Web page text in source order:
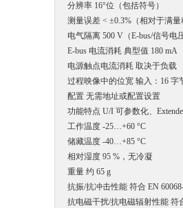
分辨率 16°位（包括符号）
测量误差 < ±0.3%（相对于满
电气隔离 500 V（E-bus/信号电
E-bus 电流消耗 典型值 180 mA
电源触点电流消耗 取决于负载
过程映像中的位宽 输入：16 字
配置 无需地址或配置设置
功能特点 U/I 可参数化、
工作温度 -25…+60 °C
储藏温度 -40…+85 °C
相对湿度 95 %，无冷凝
重量 约 65 g
抗振/抗冲击性能 符合 EN
抗电磁干扰/抗电磁辐射性能 符